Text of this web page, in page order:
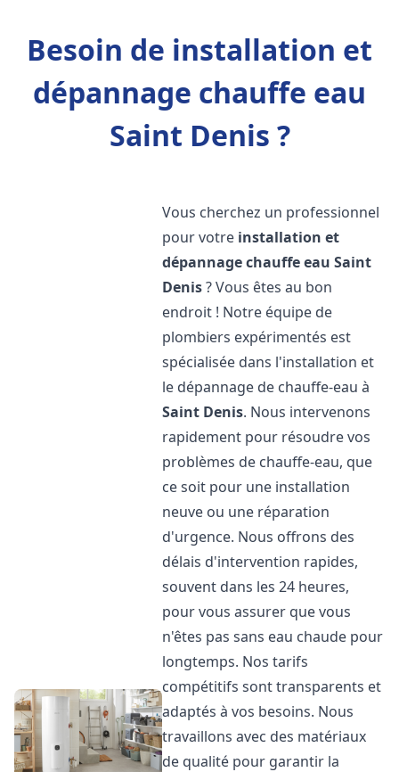
Besoin de installation et
dépannage chauffe eau
Saint Denis ?
Vous cherchez un professionnel
pour votre installation et
dépannage chauffe eau Saint
Denis? Vous êtes au bon
endroit ! Notre équipe de
plombiers expérimentés est
spécialisée dans l'installation et
le dépannage de chauffe-eau à
Saint Denis. Nous intervenons
rapidement pour résoudre vos
problèmes de chauffe-eau, que
ce soit pour une installation
neuve ou une réparation
d'urgence. Nous offrons des
délais d'intervention rapides,
souvent dans les 24 heures,
pour vous assurer que vous
n'êtes pas sans eau chaude pour
longtemps. Nos tarifs
compétitifs sont transparents et
adaptés à vos besoins. Nous
travaillons avec des matériaux
de qualité pour garantir la